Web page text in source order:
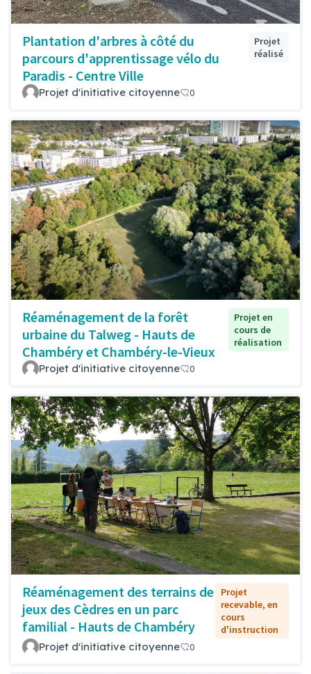
Plantation d'arbres à côté du
parcours d'apprentissage vélo du
Paradis - Centre Ville
Projet
réalisé
Projet d'initiative citoyenne 0
Réaménagement de la forêt
urbaine du Talweg - Hauts de
Chambéry et Chambéry-le-Vieux
Projet en
cours de
réalisation
Projet d'initiative citoyenne 0
Réaménagement des terrains de
jeux des Cèdres en un parc
familial - Hauts de Chambéry
Projet
recevable, en
cours
d'instruction
Projet d'initiative citoyenne 0